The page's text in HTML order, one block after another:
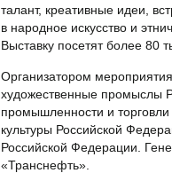
талант, креативные идеи,
в народное искусство и
Выставку посетят более 80
Организатором
художественные промыслы
промышленности и
культуры Российской
Российской Федерации.
«Транснефть».